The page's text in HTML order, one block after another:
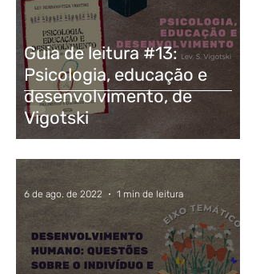
Guia de leitura #13:
Psicologia, educação e
desenvolvimento, de
Vigotski
6 de ago. de 2022 1 min de leitura